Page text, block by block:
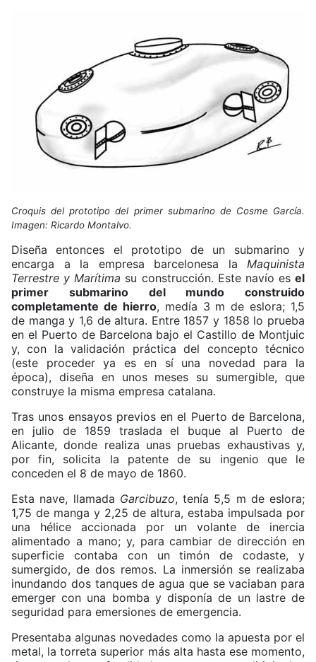
Croquis del prototipo del primer submarino de Cosme García.
Imagen: Ricardo Montalvo.
Diseña entonces el prototipo de un submarino y
encarga a la empresa barcelonesa la Maquinista
Terrestre y Marítima su construcción. Este navío es el
primer submarino del mundo construido
completamente de hierro, medía 3 m de eslora; 1,5
de manga y 1,6 de altura. Entre 1857 y 1858 lo prueba
en el Puerto de Barcelona bajo el Castillo de Montjuic
y, con la validación práctica del concepto técnico
(este proceder ya es en sí una novedad para la
época), diseña en unos meses su sumergible, que
construye la misma empresa catalana.
Tras unos ensayos previos en el Puerto de Barcelona,
en julio de 1859 traslada el buque al Puerto de
Alicante, donde realiza unas pruebas exhaustivas y,
por fin, solicita la patente de su ingenio que le
conceden el 8 de mayo de 1860.
Esta nave, llamada Garcibuzo, tenía 5,5 m de eslora;
1,75 de manga y 2,25 de altura, estaba impulsada por
una hélice accionada por un volante de inercia
alimentado a mano; y, para cambiar de dirección en
superficie contaba con un timón de codaste, y
sumergido, de dos remos. La inmersión se realizaba
inundando dos tanques de agua que se vaciaban para
emerger con una bomba y disponía de un lastre de
seguridad para emersiones de emergencia.
Presentaba algunas novedades como la apuesta por el
metal, la torreta superior más alta hasta ese momento,